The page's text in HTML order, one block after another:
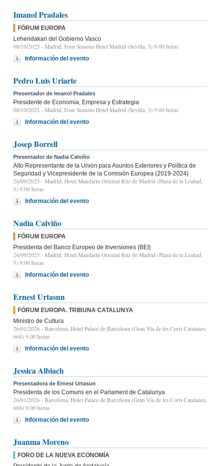
Imanol Pradales
FÓRUM EUROPA
Lehendakari del Gobierno Vasco
08/10/2025 - Madrid, Four Seasons Hotel Madrid (Sevilla, 3) 9.00 horas
Información del evento
Pedro Luis Uriarte
Presentador de Imanol Pradales
Presidente de Economía, Empresa y Estrategia
08/10/2025 - Madrid, Four Seasons Hotel Madrid (Sevilla, 3) 9.00 horas
Información del evento
Josep Borrell
Presentador de Nadia Calviño
Alto Representante de la Unión para Asuntos Exteriores y Política de
Seguridad y Vicepresidente de la Comisión Europea (2019-2024)
26/09/2025 - Madrid, Hotel Mandarin Oriental Ritz de Madrid (Plaza de la Lealtad,
5) 9:00 horas
Información del evento
Nadia Calviño
FÓRUM EUROPA
Presidenta del Banco Europeo de Inversiones (BEI)
26/09/2025 - Madrid, Hotel Mandarin Oriental Ritz de Madrid (Plaza de la Lealtad,
5) 9:00 horas
Información del evento
Ernest Urtasun
FÓRUM EUROPA. TRIBUNA CATALUNYA
Ministro de Cultura
26/01/2026 - Barcelona, Hotel Palace de Barcelona (Gran Vía de les Corts Catalanes,
668) 9.00 horas
Información del evento
Jessica Albiach
Presentadora de Ernest Urtasun
Presidenta de los Comuns en el Parlament de Catalunya
26/01/2026 - Barcelona, Hotel Palace de Barcelona (Gran Vía de les Corts Catalanes,
668) 9.00 horas
Información del evento
Juanma Moreno
FORO DE LA NUEVA ECONOMÍA